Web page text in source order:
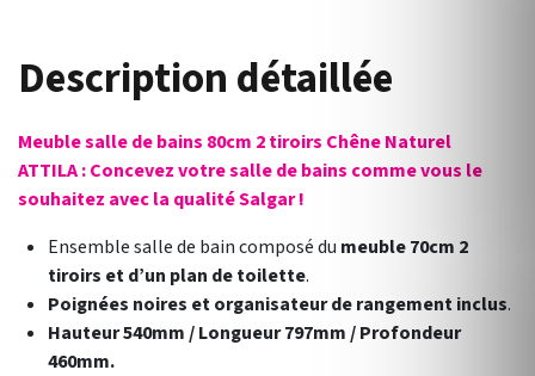
Description détaillée
Meuble salle de bains 80cm 2 tiroirs Chêne Naturel
ATTILA : Concevez votre salle de bains comme vous le
souhaitez avec la qualité Salgar !
Ensemble salle de bain composé du meuble 70cm 2
tiroirs et d’un plan de toilette.
Poignées noires et organisateur de rangement inclus.
Hauteur 540mm / Longueur 797mm / Profondeur
460mm.